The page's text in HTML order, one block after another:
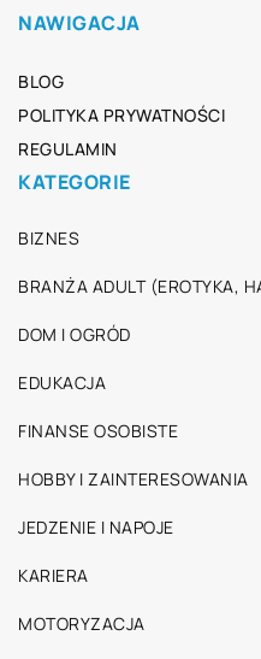
NAWIGACJA
BLOG
POLITYKA PRYWATNOŚCI
REGULAMIN
KATEGORIE
BIZNES
BRANŻA ADULT (EROTYKA,
DOM I OGRÓD
EDUKACJA
FINANSE OSOBISTE
HOBBY I ZAINTERESOWANIA
JEDZENIE I NAPOJE
KARIERA
MOTORYZACJA